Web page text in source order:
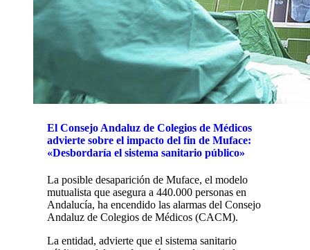
El Consejo Andaluz de Colegios de Médicos
advierte sobre el impacto del fin de Muface:
«Desbordaría el sistema sanitario público»
La posible desaparición de Muface, el modelo
mutualista que asegura a 440.000 personas en
Andalucía, ha encendido las alarmas del Consejo
Andaluz de Colegios de Médicos (CACM).
La entidad, advierte que el sistema sanitario